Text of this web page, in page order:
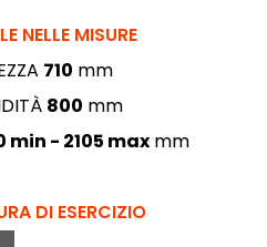
NELLE MISURE
710 mm
800 mm
min - 2105 maxmm
DI ESERCIZIO